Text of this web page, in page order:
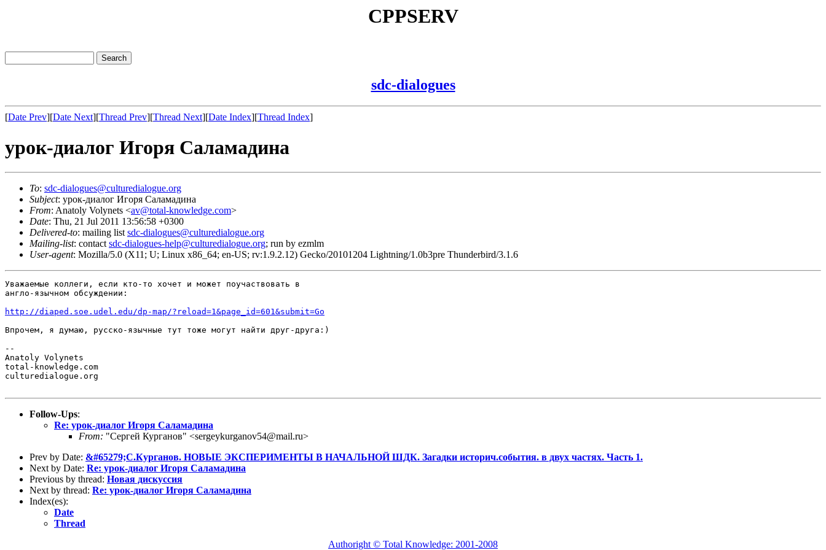
CPPSERV
sdc-dialogues
[Date Prev][Date Next][Thread Prev][Thread Next][Date Index][Thread Index]
урок-диалог Игоря Саламадина
To: sdc-dialogues@culturedialogue.org
Subject: урок-диалог Игоря Саламадина
From: Anatoly Volynets <av@total-knowledge.com>
Date: Thu, 21 Jul 2011 13:56:58 +0300
Delivered-to: mailing list sdc-dialogues@culturedialogue.org
Mailing-list: contact sdc-dialogues-help@culturedialogue.org; run by ezmlm
User-agent: Mozilla/5.0 (X11; U; Linux x86_64; en-US; rv:1.9.2.12) Gecko/20101204 Lightning/1.0b3pre Thunderbird/3.1.6
Уважаемые коллеги, если кто-то хочет и может поучаствовать в
англо-язычном обсуждении:
http://diaped.soe.udel.edu/dp-map/?reload=1&page_id=601&submit=Go
Впрочем, я думаю, русско-язычные тут тоже могут найти друг-друга:)
--
Anatoly Volynets
total-knowledge.com
culturedialogue.org
Follow-Ups:
Re: урок-диалог Игоря Саламадина
From: "Сергей Курганов" <sergeykurganov54@mail.ru>
Prev by Date: &#65279;С.Курганов. НОВЫЕ ЭКСПЕРИМЕНТЫ В НАЧАЛЬНОЙ ШДК. Загадки историч.события. в двух частях. Часть 1.
Next by Date: Re: урок-диалог Игоря Саламадина
Previous by thread: Новая дискуссия
Next by thread: Re: урок-диалог Игоря Саламадина
Index(es):
Date
Thread
Authoright © Total Knowledge: 2001-2008